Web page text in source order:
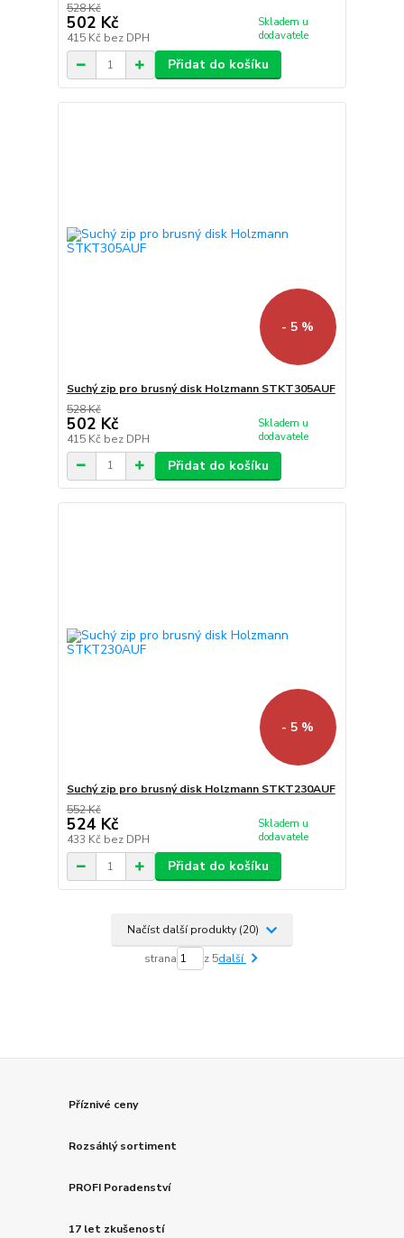
528 Kč
502 Kč
415 Kč bez DPH
Skladem u
dodavatele
Přidat do košíku
- 5 %
Suchý zip pro brusný disk Holzmann STKT305AUF
528 Kč
502 Kč
415 Kč bez DPH
Skladem u
dodavatele
Přidat do košíku
- 5 %
Suchý zip pro brusný disk Holzmann STKT230AUF
552 Kč
524 Kč
433 Kč bez DPH
Skladem u
dodavatele
Přidat do košíku
Načíst další produkty (20)
strana z 5další
Příznivé ceny
Rozsáhlý sortiment
PROFI Poradenství
17 let zkušeností